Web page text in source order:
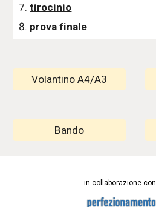
tirocinio
prova finale
Volantino A4/A3
Bando
in collaborazione con